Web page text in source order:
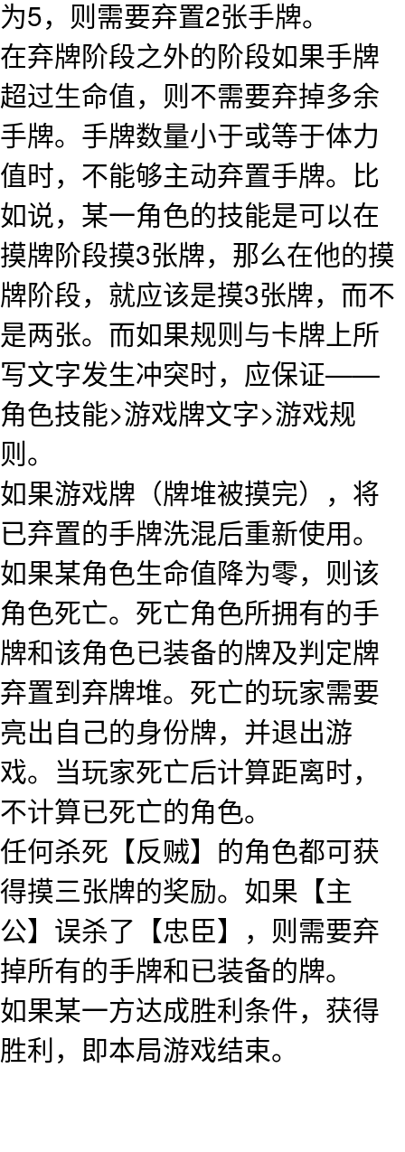
为5，则需要弃置2张手牌。
在弃牌阶段之外的阶段如果手牌
超过生命值，则不需要弃掉多余
手牌。手牌数量小于或等于体力
值时，不能够主动弃置手牌。比
如说，某一角色的技能是可以在
摸牌阶段摸3张牌，那么在他的摸
牌阶段，就应该是摸3张牌，而不
是两张。而如果规则与卡牌上所
写文字发生冲突时，应保证——
角色技能>游戏牌文字>游戏规
则。
如果游戏牌（牌堆被摸完），将
已弃置的手牌洗混后重新使用。
如果某角色生命值降为零，则该
角色死亡。死亡角色所拥有的手
牌和该角色已装备的牌及判定牌
弃置到弃牌堆。死亡的玩家需要
亮出自己的身份牌，并退出游
戏。当玩家死亡后计算距离时，
不计算已死亡的角色。
任何杀死【反贼】的角色都可获
得摸三张牌的奖励。如果【主
公】误杀了【忠臣】，则需要弃
掉所有的手牌和已装备的牌。
如果某一方达成胜利条件，获得
胜利，即本局游戏结束。